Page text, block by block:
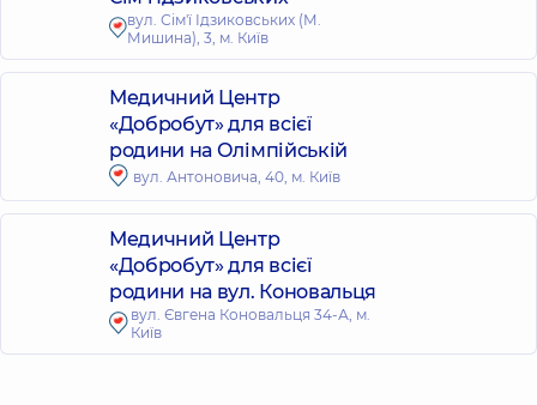
вул. Сім'ї Ідзиковських (М.
Мишина), 3, м. Київ
Медичний Центр
«Добробут» для всієї
родини на Олімпійській
вул. Антоновича, 40, м. Київ
Медичний Центр
«Добробут» для всієї
родини на вул. Коновальця
вул. Євгена Коновальця 34-А, м.
Київ